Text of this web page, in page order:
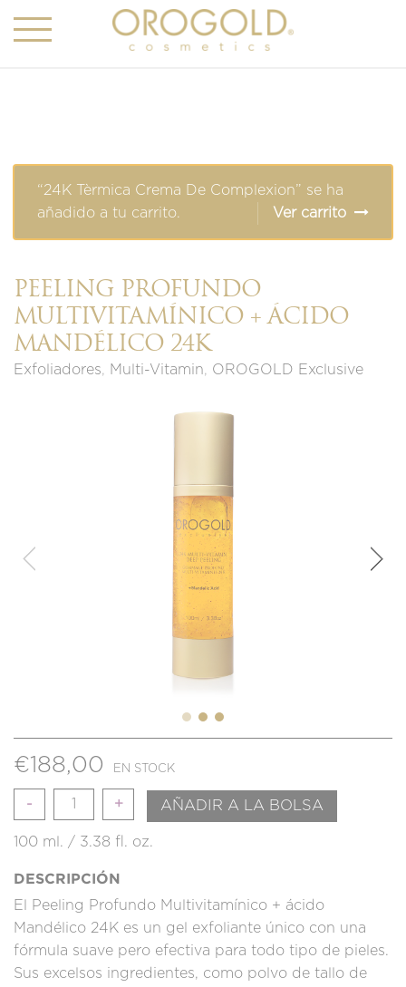
“24K Tèrmica Crema De Complexion” se ha
añadido a tu carrito.
Ver carrito
PEELING PROFUNDO
MULTIVITAMÍNICO + ÁCIDO
MANDÉLICO 24K
Exfoliadores Multi-Vitamin OROGOLD Exclusive
€188,00 EN STOCK
Cantidad AÑADIR A LA BOLSA
100 ml. / 3.38 fl. oz.
DESCRIPCIÓN
El Peeling Profundo Multivitamínico + ácido
Mandélico 24K es un gel exfoliante único con una
fórmula suave pero efectiva para todo tipo de pieles.
Sus excelsos ingredientes, como polvo de tallo de